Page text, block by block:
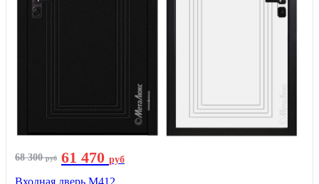
68 300руб 61 470 руб